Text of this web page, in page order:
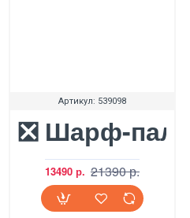
Артикул: 539098
❎ Шарф-
13490 р. 21390 р.